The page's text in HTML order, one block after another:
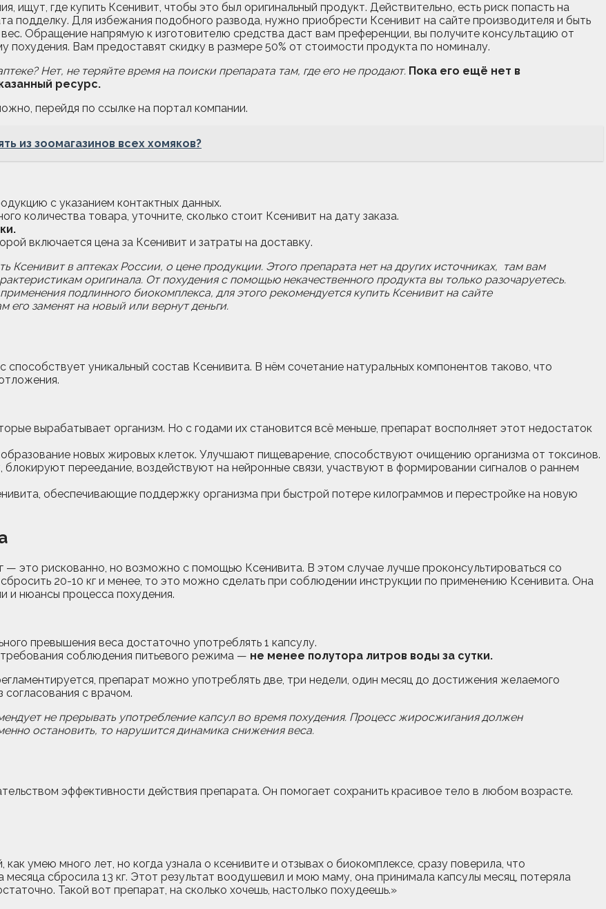
ищут, где купить Ксенивит, чтобы это был оригинальный продукт. Действительно, есть риск попасть на
подделку. Для избежания подобного развода, нужно приобрести Ксенивит на сайте производителя и быть
Обращение напрямую к изготовителю средства даст вам преференции, вы получите консультацию от
похудения. Вам предоставят скидку в размере 50% от стоимости продукта по номиналу.
Нет, не теряйте время на поиски препарата там, где его не продают. Пока его ещё нет в
ресурс.
перейдя по ссылке на портал компании.
из зоомагазинов всех хомяков?
с указанием контактных данных.
количества товара, уточните, сколько стоит Ксенивит на дату заказа.
включается цена за Ксенивит и затраты на доставку.
в аптеках России, о цене продукции. Этого препарата нет на других источниках, там вам
оригинала. От похудения с помощью некачественного продукта вы только разочаруетесь.
подлинного биокомплекса, для этого рекомендуется купить Ксенивит на сайте
его заменят на новый или вернут деньги.
уникальный состав Ксенивита. В нём сочетание натуральных компонентов таково, что
вырабатывает организм. Но с годами их становится всё меньше, препарат восполняет этот недостаток
новых жировых клеток. Улучшают пищеварение, способствуют очищению организма от токсинов.
переедание, воздействуют на нейронные связи, участвуют в формировании сигналов о раннем
обеспечивающие поддержку организма при быстрой потере килограммов и перестройке на новую
— это рискованно, но возможно с помощью Ксенивита. В этом случае лучше проконсультироваться со
20-10 кг и менее, то это можно сделать при соблюдении инструкции по применению Ксенивита. Она
и нюансы процесса похудения.
превышения веса достаточно употреблять 1 капсулу.
соблюдения питьевого режима — не менее полутора литров воды за сутки.
препарат можно употреблять две, три недели, один месяц до достижения желаемого
с врачом.
не прерывать употребление капсул во время похудения. Процесс жиросжигания должен
остановить, то нарушится динамика снижения веса.
эффективности действия препарата. Он помогает сохранить красивое тело в любом возрасте.
умею много лет, но когда узнала о ксенивите и отзывах о биокомплексе, сразу поверила, что
сбросила 13 кг. Этот результат воодушевил и мою маму, она принимала капсулы месяц, потеряла
Такой вот препарат, на сколько хочешь, настолько похудеешь.»